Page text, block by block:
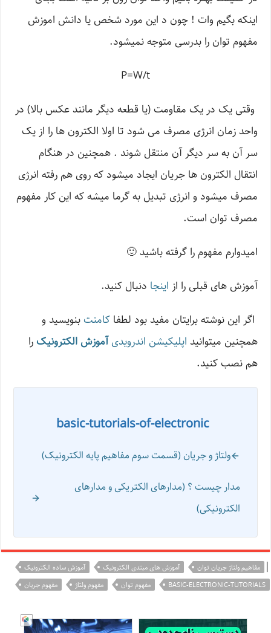
اینکه بگیم وات ! چون د این مورد شخص یا دانش اموزش
مفهوم توان را بدرسی متوجه نمیشود.
P=W/t
وقتی یک در یک مقاومت (یا قطعه دیگر مانند عکس بالا) در
واحد زمان انرژی مصرف می شود تا اولا الکترون ها را از یک
سر آن به سر دیگر آن منتقل شوند . همچنین در هنگام
انتقال الکترون ها جریان ایجاد میشود که روی هم رفته انرژی
مصرف میشود و انرژی تبدیل به گرما میشه که این کار مفهوم
مصرف توان است.
امیدوارم مفهوم را گرفته باشید 🙂
آموزش های قبلی را از اینجا دنبال کنید.
اگر این نوشته‌ برایتان مفید بود لطفاکامنت بنویسید و
همچنین میتوانید اپلیکیشن اندرویدیآموزش الکترونیک را
هم نصب کنید.
basic-tutorials-of-electronic
ولتاژ و جریان (قسمت سوم مفاهیم پایه الکترونیک)
مدار چیست ؟ (مدار‌های الکتریکی و مدار‌های
الکترونیکی)
| مفاهیم ولتاژ جریان توان آموزش های مبتدی الکترونیک
آموزش ساده الکترونیک
BASIC-ELECTRONIC-TUTORIALS
مفهوم توان مفهوم ولتاژ مفهوم جریان